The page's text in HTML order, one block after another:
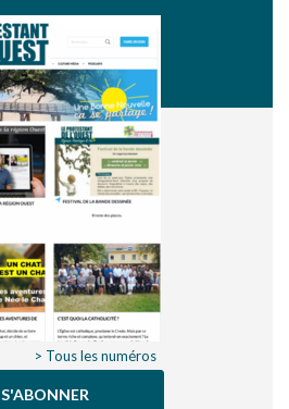
> Tous les numéros
S'ABONNER